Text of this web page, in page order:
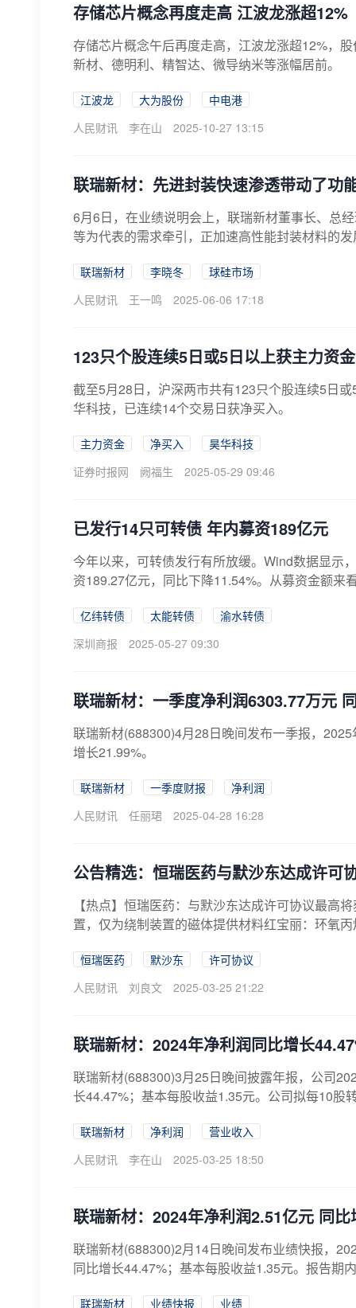
存储芯片概念再度走高 江波龙涨超12%
存储芯片概念午后再度走高，江波龙涨超12%，
新材、德明利、精智达、微导纳米等涨幅居前。
江波龙 大为股份
中电港
人民财讯
李在山 2025-10-27 13:15
联瑞新材：先进封装快速渗透带动了功
6月6日，在业绩说明会上，联瑞新材董事长、总
等为代表的需求牵引，正加速高性能封装材料的
联瑞新材 李晓冬
球硅市场
人民财讯
王一鸣 2025-06-06 17:18
123只个股连续5日或5日以上获主力资
截至5月28日，沪深两市共有123只个股连续5日
华科技，已连续14个交易日获净买入。
主力资金 净买入
昊华科技
证券时报网
阙福生 2025-05-29 09:46
已发行14只可转债 年内募资189亿元
今年以来，可转债发行有所放缓。Wind数据显示
资189.27亿元，同比下降11.54%。从募资金额来
亿纬转债 太能转债
渝水转债
深圳商报
2025-05-27 09:30
联瑞新材：一季度净利润6303.77万元
联瑞新材(688300)4月28日晚间发布一季报，
增长21.99%。
联瑞新材 一季度财报
净利润
人民财讯
任丽珺 2025-04-28 16:28
公告精选：恒瑞医药与默沙东达成许可
【热点】恒瑞医药：与默沙东达成许可协议最高
置，仅为绕制装置的磁体提供材料红宝丽：环氧
恒瑞医药 默沙东
许可协议
人民财讯
刘良文 2025-03-25 21:22
联瑞新材：2024年净利润同比增长
联瑞新材(688300)3月25日晚间披露年报，公司
长44.47%；基本每股收益1.35元。公司拟每10股
联瑞新材 净利润
营业收入
人民财讯
李在山 2025-03-25 18:50
联瑞新材：2024年净利润2.51亿元 同
联瑞新材(688300)2月14日晚间发布业绩快报，
同比增长44.47%；基本每股收益1.35元。报告期
联瑞新材 业绩快报 业绩